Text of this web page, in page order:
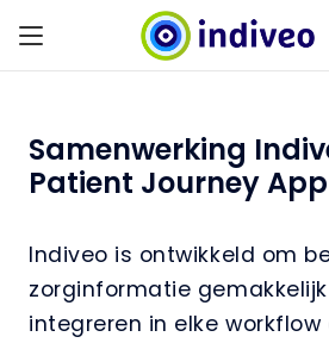
Samenwerking
Patient Journey App
Indiveo is ontwikkeld om
zorginformatie
integreren in elke